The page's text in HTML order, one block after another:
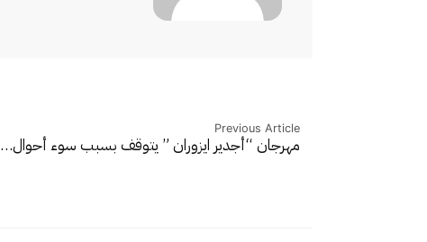
Previous Article
مهرجان “أجدير ايزوران ” يتوقف بسبب سوء أحوال…